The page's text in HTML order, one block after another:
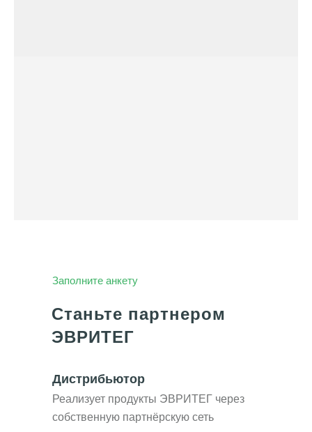
Станьте партнером
ЭВРИТЕГ
Заполните анкету
Дистрибьютор
Реализует продукты ЭВРИТЕГ через
собственную партнёрскую сеть